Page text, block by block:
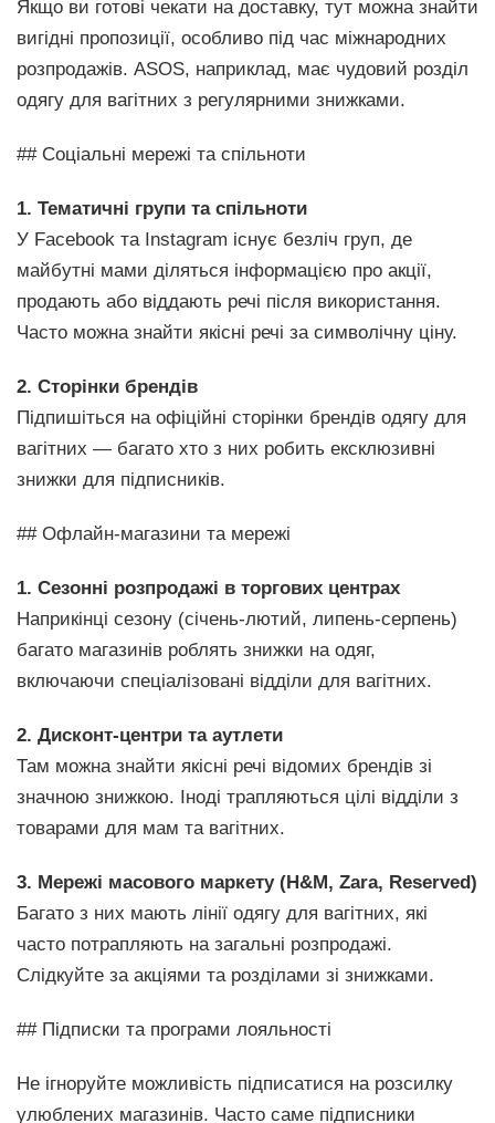
Якщо ви готові чекати на доставку, тут можна знайти
вигідні пропозиції, особливо під час міжнародних
розпродажів. ASOS, наприклад, має чудовий розділ
одягу для вагітних з регулярними знижками.
## Соціальні мережі та спільноти
1. Тематичні групи та спільноти
У Facebook та Instagram існує безліч груп, де
майбутні мами діляться інформацією про акції,
продають або віддають речі після використання.
Часто можна знайти якісні речі за символічну ціну.
2. Сторінки брендів
Підпишіться на офіційні сторінки брендів одягу для
вагітних — багато хто з них робить ексклюзивні
знижки для підписників.
## Офлайн-магазини та мережі
1. Сезонні розпродажі в торгових центрах
Наприкінці сезону (січень-лютий, липень-серпень)
багато магазинів роблять знижки на одяг,
включаючи спеціалізовані відділи для вагітних.
2. Дисконт-центри та аутлети
Там можна знайти якісні речі відомих брендів зі
значною знижкою. Іноді трапляються цілі відділи з
товарами для мам та вагітних.
3. Мережі масового маркету (H&M, Zara, Reserved)
Багато з них мають лінії одягу для вагітних, які
часто потрапляють на загальні розпродажі.
Слідкуйте за акціями та розділами зі знижками.
## Підписки та програми лояльності
Не ігноруйте можливість підписатися на розсилку
улюблених магазинів. Часто саме підписники